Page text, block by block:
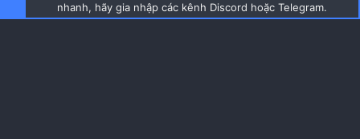
nhanh, hãy gia nhập các kênh Discord hoặc Telegram.